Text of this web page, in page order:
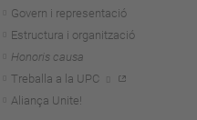
Govern i representació
Estructura i organització
Honoris causa
Treballa a la UPC
Aliança Unite!